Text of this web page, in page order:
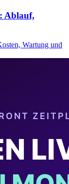
Ablauf,
Wartung und